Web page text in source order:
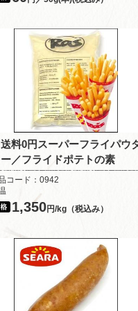
送料0円スーパーフライパウ
ー／フライドポテトの素
コード：0942
1,350円/kg（税込み）